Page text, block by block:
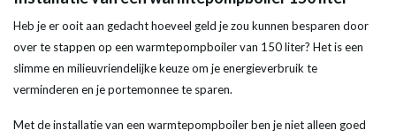
Heb je er ooit aan gedacht hoeveel geld je zou kunnen besparen door
over te stappen op een warmtepompboilervan 150liter? Het is een
slimme en milieuvriendelijke keuze om je energieverbruik te
verminderen en je portemonnee te sparen.
Met de installatie van een warmtepompboilerben je niet alleen goed